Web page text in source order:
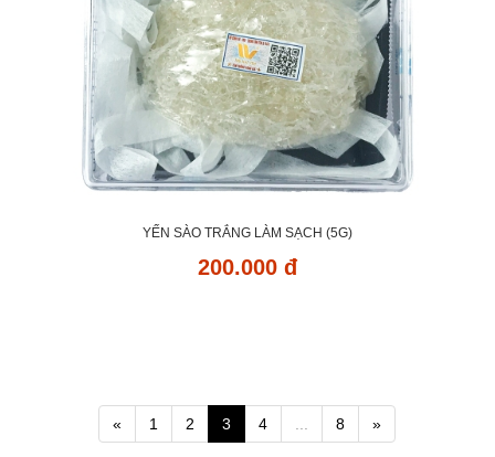
YẾN SÀO TRẮNG LÀM SẠCH (5G)
200.000 đ
« 1 2 3 4 8 »